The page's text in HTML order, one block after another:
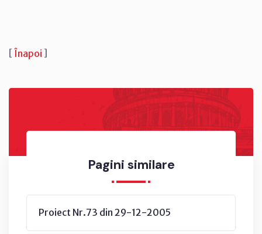
Pagini similare
Proiect Nr.73 din 29-12-2005
[ Înapoi ]